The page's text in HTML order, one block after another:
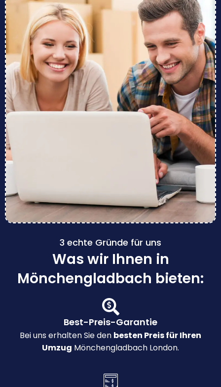
3 echte Gründe für uns
Was wir Ihnen in
Mönchengladbach bieten:
Best-Preis-Garantie
Bei uns erhalten Sie den besten Preis für Ihren
Umzug Mönchengladbach London.